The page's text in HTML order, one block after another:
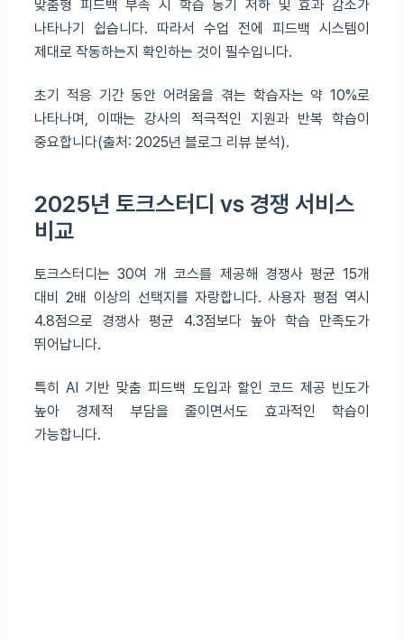
맞춤형 피드백 부족 시 학습 동기 저하 및 효과 감소가
나타나기 쉽습니다. 따라서 수업 전에 피드백 시스템이
제대로 작동하는지 확인하는 것이 필수입니다.
초기 적응 기간 동안 어려움을 겪는 학습자는 약 10%로
나타나며, 이때는 강사의 적극적인 지원과 반복 학습이
중요합니다(출처: 2025년 블로그 리뷰 분석).
2025년 토크스터디 vs 경쟁 서비스
비교
토크스터디는 30여 개 코스를 제공해 경쟁사 평균 15개
대비 2배 이상의 선택지를 자랑합니다. 사용자 평점 역시
4.8점으로 경쟁사 평균 4.3점보다 높아 학습 만족도가
뛰어납니다.
특히 AI 기반 맞춤 피드백 도입과 할인 코드 제공 빈도가
높아 경제적 부담을 줄이면서도 효과적인 학습이
가능합니다.